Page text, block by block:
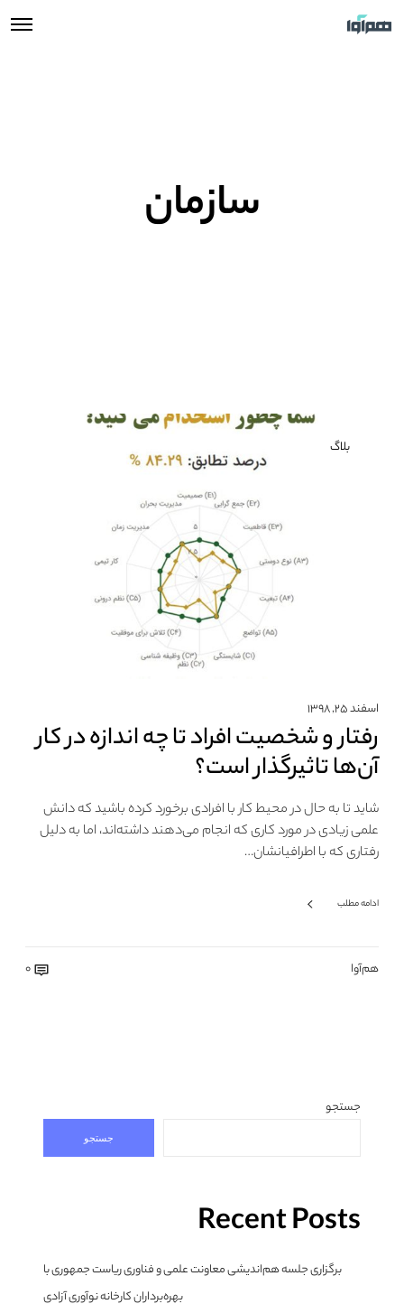
سازمان
بلاگ
اسفند ۲۵, ۱۳۹۸
رفتار و شخصیت افراد تا چه اندازه در کار
آن‌ها تاثیرگذار است؟
شاید تا به حال در محیط کار با افرادی برخورد کرده باشید که دانش
علمی زیادی در مورد کاری که انجام می‌دهند داشته‌اند، اما به دلیل
رفتاری که با اطرافیانشان…
ادامه مطلب
هم‌آوا 0
جستجو
جستجو
Recent Posts
برگزاری جلسه هم‌اندیشی معاونت علمی و فناوری ریاست جمهوری با
بهره‌برداران کارخانه نوآوری آزادی